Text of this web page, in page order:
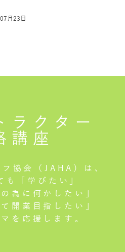
月23日
ラクター
講座
協会（JAHA）は、
も「学びたい」
為に何かしたい」
開業目指したい」
を応援します。